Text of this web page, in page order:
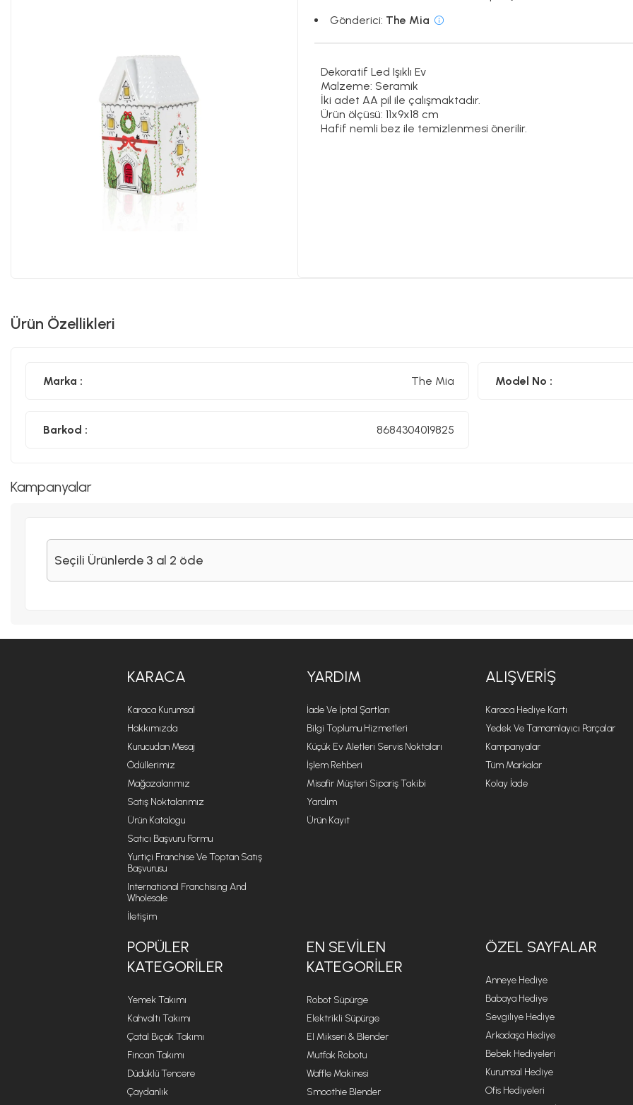
Gönderici: The Mia
Dekoratif Led Işıklı Ev
Malzeme: Seramik
İki adet AA pil ile çalışmaktadır.
Ürün ölçüsü: 11x9x18 cm
Hafif nemli bez ile temizlenmesi önerilir.
Ürün Özellikleri
Marka : The Mia Model No :
Barkod : 8684304019825
Kampanyalar
Seçili Ürünlerde 3 al 2 öde
KARACA
Karaca Kurumsal
Hakkımızda
Kurucudan Mesaj
Ödüllerimiz
Mağazalarımız
Satış Noktalarımız
Ürün Katalogu
Satıcı Başvuru Formu
Yurtiçi Franchise Ve Toptan Satış
Başvurusu
International Franchising And
Wholesale
İletişim
YARDIM
İade Ve İptal Şartları
Bilgi Toplumu Hizmetleri
Küçük Ev Aletleri Servis Noktaları
İşlem Rehberi
Misafir Müşteri Sipariş Takibi
Yardım
Ürün Kayıt
ALIŞVERIŞ
Karaca Hediye Kartı
Yedek Ve Tamamlayıcı Parçalar
Kampanyalar
Tüm Markalar
Kolay İade
POPÜLER
KATEGORILER
Yemek Takımı
Kahvaltı Takımı
Çatal Bıçak Takımı
Fincan Takımı
Düdüklü Tencere
Çaydanlık
EN SEVILEN
KATEGORILER
Robot Süpürge
Elektrikli Süpürge
El Mikseri & Blender
Mutfak Robotu
Waffle Makinesi
Smoothie Blender
ÖZEL SAYFALAR
Anneye Hediye
Babaya Hediye
Sevgiliye Hediye
Arkadaşa Hediye
Bebek Hediyeleri
Kurumsal Hediye
Ofis Hediyeleri